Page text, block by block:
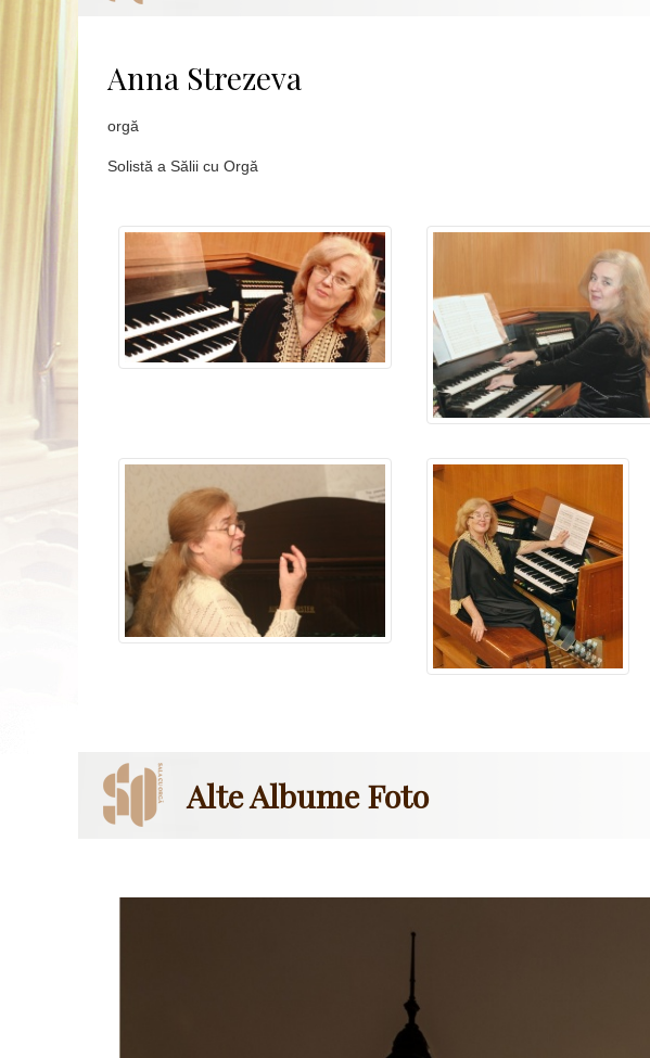
Anna Strezeva
orgă
Solistă a Sălii cu Orgă
Alte Albume Foto